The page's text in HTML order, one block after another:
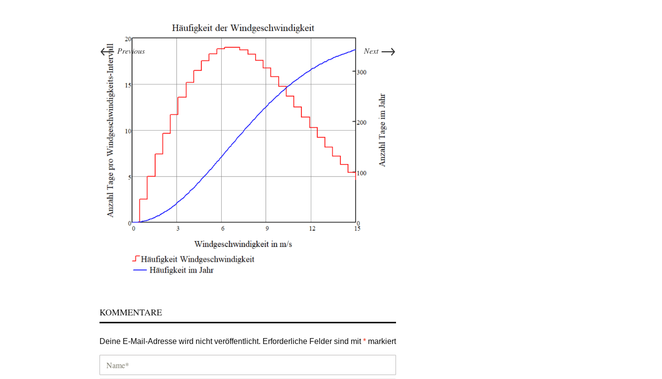
← Previous Next →
KOMMENTARE
Deine E-Mail-Adresse wird nicht veröffentlicht. Erforderliche Felder sind mit* markiert